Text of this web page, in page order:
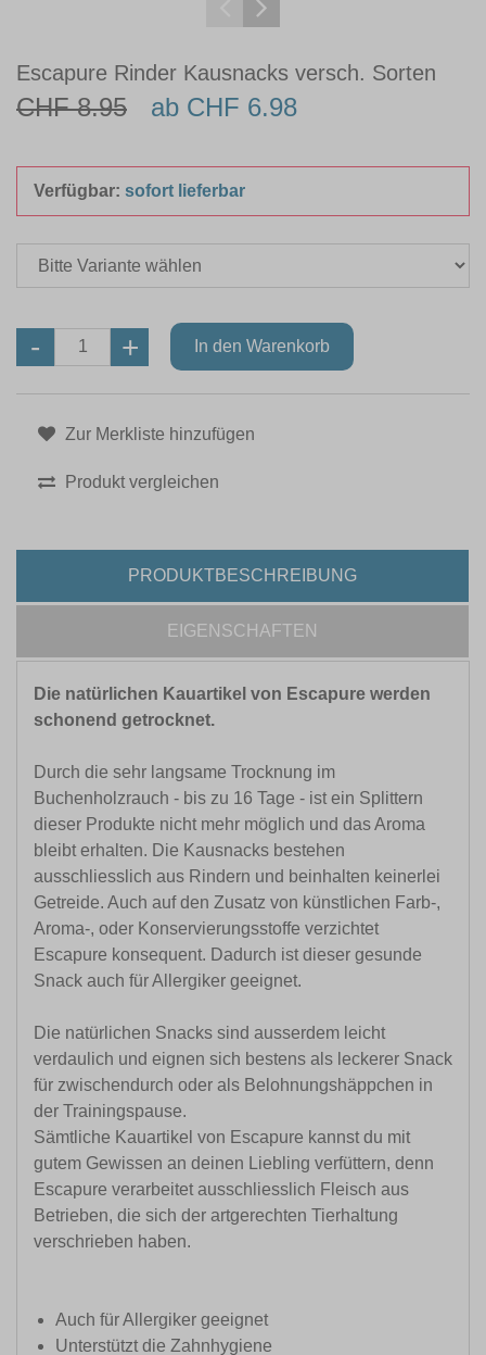
Escapure Rinder Kausnacks versch. Sorten
CHF 8.95 ab CHF 6.98
Verfügbar: sofort lieferbar
Zur Merkliste hinzufügen
Produkt vergleichen
PRODUKTBESCHREIBUNG
EIGENSCHAFTEN
Die natürlichen Kauartikel von Escapure werden
schonend getrocknet.
Durch die sehr langsame Trocknung im
Buchenholzrauch - bis zu 16 Tage - ist ein Splittern
dieser Produkte nicht mehr möglich und das Aroma
bleibt erhalten. Die Kausnacks bestehen
ausschliesslich aus Rindern und beinhalten keinerlei
Getreide. Auch auf den Zusatz von künstlichen Farb-,
Aroma-, oder Konservierungsstoffe verzichtet
Escapure konsequent. Dadurch ist dieser gesunde
Snack auch für Allergiker geeignet.
Die natürlichen Snacks sind ausserdem leicht
verdaulich und eignen sich bestens als leckerer Snack
für zwischendurch oder als Belohnungshäppchen in
der Trainingspause.
Sämtliche Kauartikel von Escapure kannst du mit
gutem Gewissen an deinen Liebling verfüttern, denn
Escapure verarbeitet ausschliesslich Fleisch aus
Betrieben, die sich der artgerechten Tierhaltung
verschrieben haben.
Auch für Allergiker geeignet
Unterstützt die Zahnhygiene